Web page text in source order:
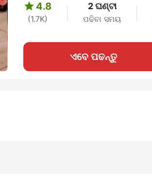
 4.8
(1.7K)
2 ଘଣ୍ଟା
ପଢିବା ସମୟ
ଏବେ ପଢନ୍ତୁ